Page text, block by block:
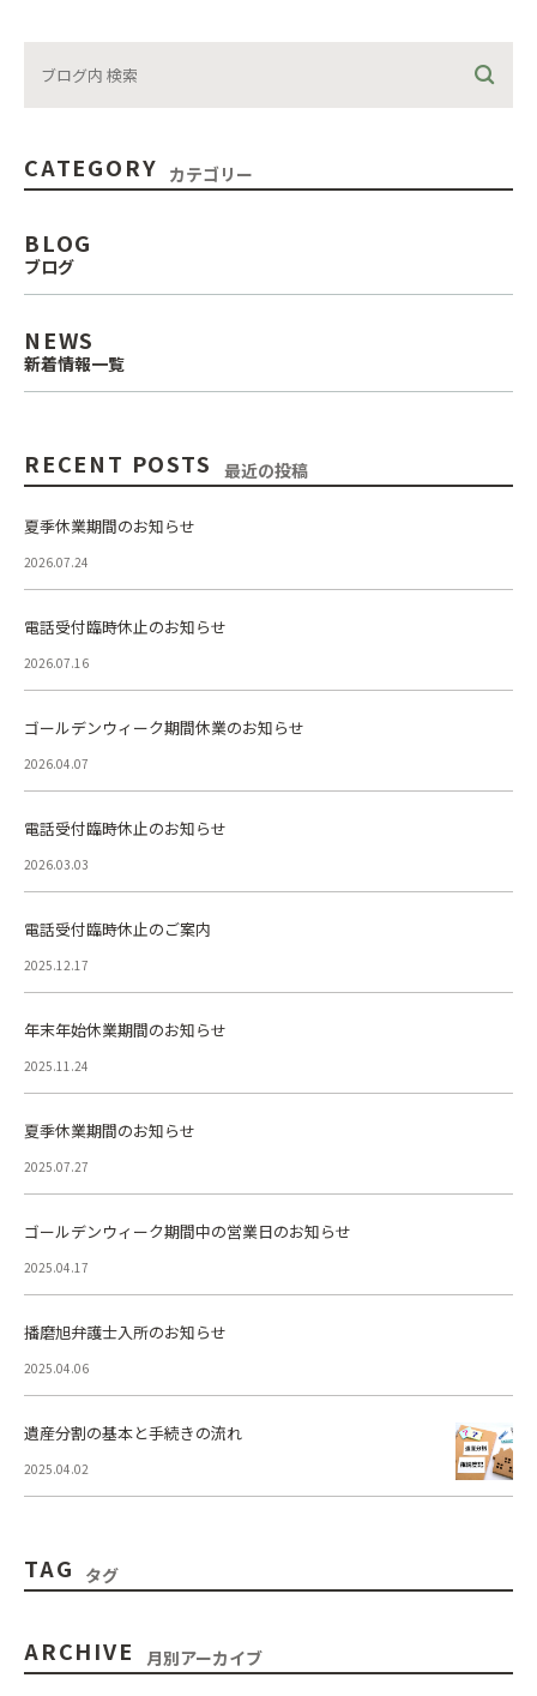
CATEGORY カテゴリー
BLOG
ブログ
NEWS
新着情報一覧
RECENT POSTS 最近の投稿
夏季休業期間のお知らせ
2026.07.24
電話受付臨時休止のお知らせ
2026.07.16
ゴールデンウィーク期間休業のお知らせ
2026.04.07
電話受付臨時休止のお知らせ
2026.03.03
電話受付臨時休止のご案内
2025.12.17
年末年始休業期間のお知らせ
2025.11.24
夏季休業期間のお知らせ
2025.07.27
ゴールデンウィーク期間中の営業日のお知らせ
2025.04.17
播磨旭弁護士入所のお知らせ
2025.04.06
遺産分割の基本と手続きの流れ
2025.04.02
TAG タグ
ARCHIVE 月別アーカイブ